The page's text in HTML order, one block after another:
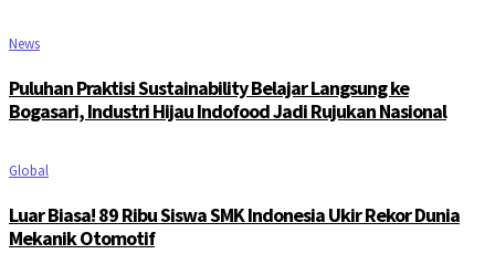
News
Puluhan Praktisi Sustainability Belajar Langsung ke
Bogasari, Industri Hijau Indofood Jadi Rujukan Nasional
Global
Luar Biasa! 89 Ribu Siswa SMK Indonesia Ukir Rekor Dunia
Mekanik Otomotif